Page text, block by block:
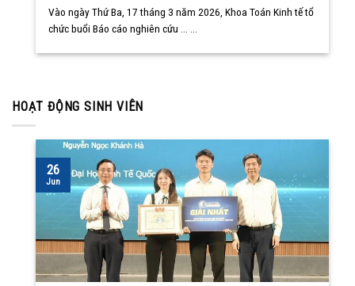
Vào ngày Thứ Ba, 17 tháng 3 năm 2026, Khoa Toán Kinh tế tổ
chức buổi Báo cáo nghiên cứu ... ...
HOẠT ĐỘNG SINH VIÊN
26
Jun